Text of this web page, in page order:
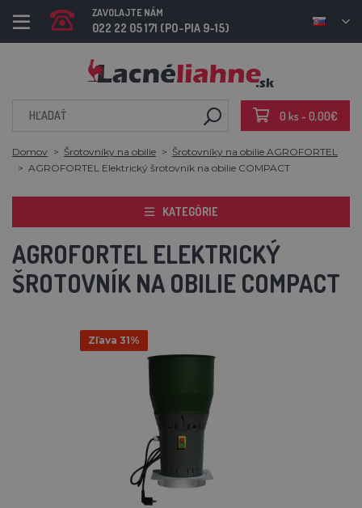
ZAVOLAJTE NÁM
022 22 05 171 (PO-PIA 9-15)
0 ks - 0,00€
Domov Šrotovníky na obilie
Šrotovníky na obilie AGROFORTEL
AGROFORTEL Elektrický šrotovník na obilie COMPACT
KATEGÓRIE
AGROFORTEL ELEKTRICKÝ
ŠROTOVNÍK NA OBILIE COMPACT
Zľava 31%